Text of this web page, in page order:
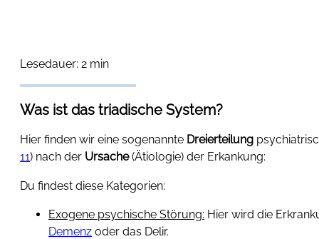
Lesedauer: 2 min
Was ist das triadische System?
Hier finden wir eine sogenannte Dreierteilung
11) nach der Ursache(Ätiologie) der Erkankung:
Du findest diese Kategorien:
Exogene psychische Störung: Hier wird die
Demenz oder das Delir.